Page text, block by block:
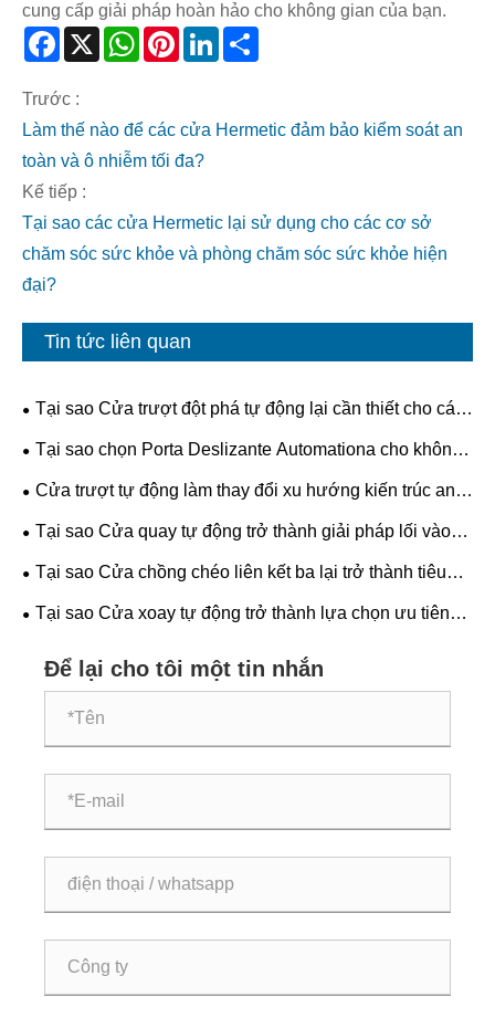
cung cấp giải pháp hoàn hảo cho không gian của bạn.
Facebook
X WhatsAppPinterestLinkedIn
Trước :
Làm thế nào để các cửa Hermetic đảm bảo kiểm soát an
toàn và ô nhiễm tối đa?
Kế tiếp :
Tại sao các cửa Hermetic lại sử dụng cho các cơ sở
chăm sóc sức khỏe và phòng chăm sóc sức khỏe hiện
đại?
Tin tức liên quan
Tại sao Cửa trượt đột phá tự động lại cần thiết cho các
tòa nhà hiện đại?
Tại sao chọn Porta Deslizante Automationa cho không
gian hiện đại?
Cửa trượt tự động làm thay đổi xu hướng kiến ​​trúc an
toàn, hiệu quả và tương lai như thế nào?
Tại sao Cửa quay tự động trở thành giải pháp lối vào
ưa thích cho các tòa nhà thương mại?
Tại sao Cửa chồng chéo liên kết ba lại trở thành tiêu
chuẩn tương lai cho an toàn và hiệu quả công nghiệp?
Tại sao Cửa xoay tự động trở thành lựa chọn ưu tiên
Để lại cho tôi một tin nhắn